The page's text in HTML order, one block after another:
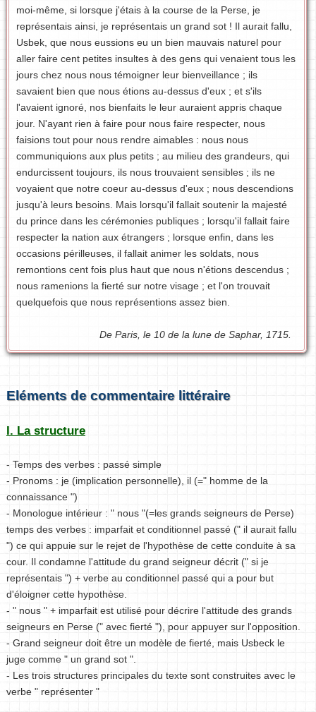
moi-même, si lorsque j'étais à la course de la Perse, je
représentais ainsi, je représentais un grand sot ! Il aurait fallu,
Usbek, que nous eussions eu un bien mauvais naturel pour
aller faire cent petites insultes à des gens qui venaient tous les
jours chez nous nous témoigner leur bienveillance ; ils
savaient bien que nous étions au-dessus d'eux ; et s'ils
l'avaient ignoré, nos bienfaits le leur auraient appris chaque
jour. N'ayant rien à faire pour nous faire respecter, nous
faisions tout pour nous rendre aimables : nous nous
communiquions aux plus petits ; au milieu des grandeurs, qui
endurcissent toujours, ils nous trouvaient sensibles ; ils ne
voyaient que notre coeur au-dessus d'eux ; nous descendions
jusqu'à leurs besoins. Mais lorsqu'il fallait soutenir la majesté
du prince dans les cérémonies publiques ; lorsqu'il fallait faire
respecter la nation aux étrangers ; lorsque enfin, dans les
occasions périlleuses, il fallait animer les soldats, nous
remontions cent fois plus haut que nous n'étions descendus ;
nous ramenions la fierté sur notre visage ; et l'on trouvait
quelquefois que nous représentions assez bien.
De Paris, le 10 de la lune de Saphar, 1715.
Eléments de commentaire littéraire
I. La structure
- Temps des verbes : passé simple
- Pronoms : je (implication personnelle), il (=" homme de la
connaissance ")
- Monologue intérieur : " nous "(=les grands seigneurs de Perse)
temps des verbes : imparfait et conditionnel passé (" il aurait fallu
") ce qui appuie sur le rejet de l'hypothèse de cette conduite à sa
cour. Il condamne l'attitude du grand seigneur décrit (" si je
représentais ") + verbe au conditionnel passé qui a pour but
d'éloigner cette hypothèse.
- " nous " + imparfait est utilisé pour décrire l'attitude des grands
seigneurs en Perse (" avec fierté "), pour appuyer sur l'opposition.
- Grand seigneur doit être un modèle de fierté, mais Usbeck le
juge comme " un grand sot ".
- Les trois structures principales du texte sont construites avec le
verbe " représenter "